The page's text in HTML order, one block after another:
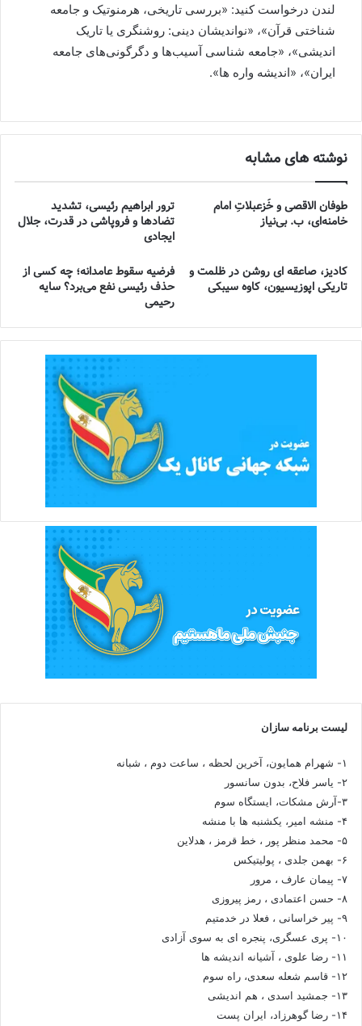
لندن درخواست کنید: «بررسی تاریخی، هرمنوتیک و جامعه
شناختی قرآن»، «نواندیشان دینی: روشنگری یا تاریک
اندیشی»، «جامعه شناسی آسیب‌ها و دگرگونی‌های جامعه
ایران»، «اندیشه واره ها».
نوشته های مشابه
طوفان الاقصی و خُزعبلاتِ امام
خامنه‌ای، ب. بی‌نیاز
ترور ابراهیم رئیسی، تشدید
تضادها و فروپاشی در قدرت، جلال
ایجادی
کادیز، صاعقه ای روشن در ظلمت و
تاریکی اپوزیسیون، کاوه سیبکی
فرضیه سقوط عامدانه؛ چه کسی از
حذف رئیسی نفع می‌برد؟ سایه
رحیمی
لیست برنامه سازان
۱- شهرام همایون، آخرین لحظه ، ساعت دوم ، شبانه
۲- یاسر فلاح، بدون سانسور
۳-آرش مشکات، ایستگاه سوم
۴- منشه امیر، یکشنبه ها با منشه
۵- محمد منظر پور ، خط قرمز ، هدلاین
۶- بهمن جلدی ، پولیتیکس
۷- پیمان عارف ، مرور
۸- حسن اعتمادی ، رمز پیروزی
۹- پیر خراسانی ، فعلا در خدمتیم
۱۰- پری عسگری، پنجره ای به سوی آزادی
۱۱- رضا علوی ، آشیانه اندیشه ها
۱۲- قاسم شعله سعدی، راه سوم
۱۳- جمشید اسدی ، هم اندیشی
۱۴- رضا گوهرزاد، ایران پست